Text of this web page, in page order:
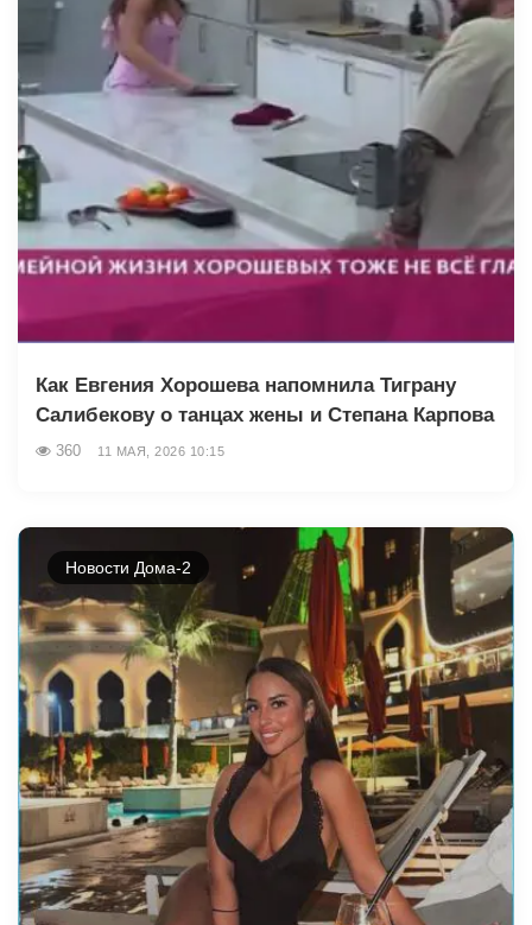
Как Евгения Хорошева напомнила Тиграну
Салибекову о танцах жены и Степана Карпова
360 11 МАЯ, 2026 10:15
Новости Дома-2